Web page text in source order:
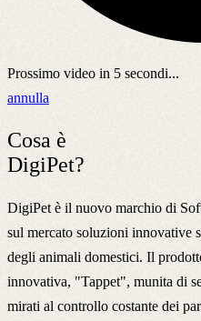
Prossimo video in 5 secondi...
annulla
Cosa è
DigiPet?
DigiPet è il nuovo marchio di
sul mercato soluzioni innovative
degli animali domestici. Il
innovativa, "Tappet", munita di
mirati al controllo costante dei